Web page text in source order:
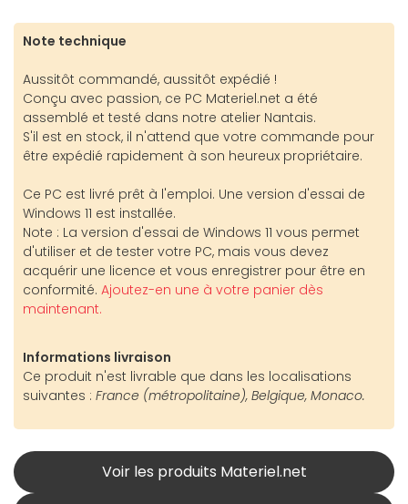
Note technique
Aussitôt commandé, aussitôt expédié !
Conçu avec passion, ce PC Materiel.net a été
assemblé et testé dans notre atelier Nantais.
S'il est en stock, il n'attend que votre commande pour
être expédié rapidement à son heureux propriétaire.
Ce PC est livré prêt à l'emploi. Une version d'essai de
Windows 11 est installée.
Note : La version d'essai de Windows 11 vous permet
d'utiliser et de tester votre PC, mais vous devez
acquérir une licence et vous enregistrer pour être en
conformité. Ajoutez-en une à votre panier dès
maintenant.
Informations livraison
Ce produit n'est livrable que dans les localisations
suivantes : France (métropolitaine), Belgique, Monaco.
Voir les produits Materiel.net